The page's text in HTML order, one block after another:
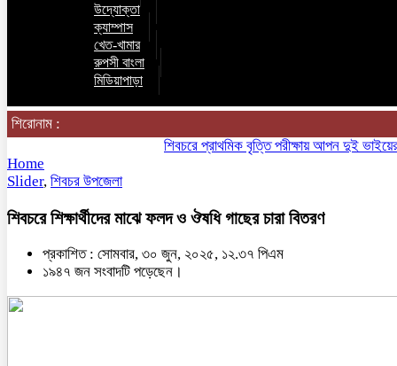
উদ্যোক্তা
ক্যাম্পাস
খেত-খামার
রুপসী বাংলা
মিডিয়াপাড়া
শিরোনাম :
শিবচরে প্রাথমিক বৃত্তি পরীক্ষায় আপন দুই ভাইয়ের
Home
Slider, শিবচর উপজেলা
শিবচরে শিক্ষার্থীদের মাঝে ফলদ ও ঔষধি গাছের চারা বিতরণ
প্রকাশিত : সোমবার, ৩০ জুন, ২০২৫, ১২.৩৭ পিএম
১৯৪৭ জন সংবাদটি পড়েছেন।